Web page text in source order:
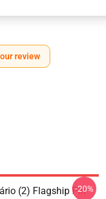
review
(2) Flagship Pin
-20%